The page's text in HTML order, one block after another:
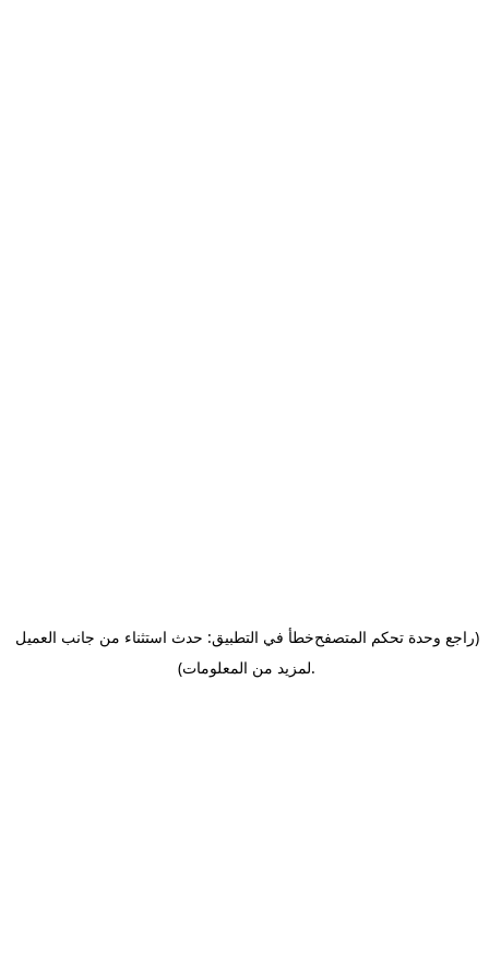
خطأ في التطبيق: حدث استثناء من جانب العميل(راجع وحدة تحكم المتصفح
لمزيد من المعلومات).